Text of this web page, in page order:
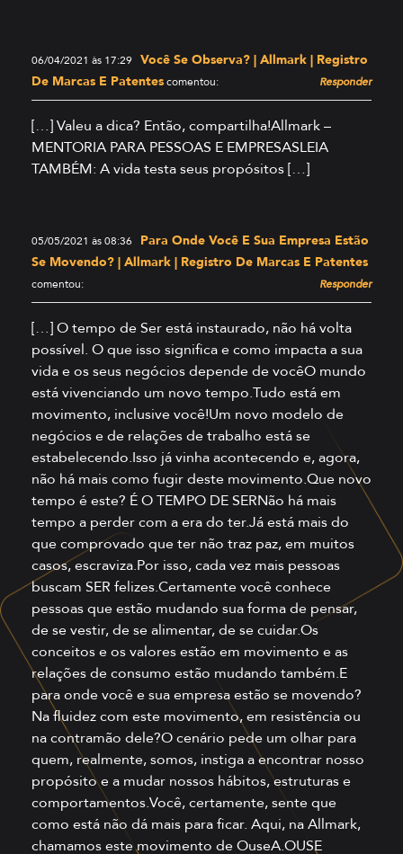
06/04/2021 às 17:29 Você Se Observa? | Allmark | Registro
De Marcas E Patentescomentou: Responder
[…] Valeu a dica? Então, compartilha!Allmark –
MENTORIA PARA PESSOAS E EMPRESASLEIA
TAMBÉM: A vida testa seus propósitos […]
05/05/2021 às 08:36 Para Onde Você E Sua Empresa Estão
Se Movendo? | Allmark | Registro De Marcas E Patentes
comentou: Responder
[…] O tempo de Ser está instaurado, não há volta
possível. O que isso significa e como impacta a sua
vida e os seus negócios depende de vocêO mundo
está vivenciando um novo tempo.Tudo está em
movimento, inclusive você!Um novo modelo de
negócios e de relações de trabalho está se
estabelecendo.Isso já vinha acontecendo e, agora,
não há mais como fugir deste movimento.Que novo
tempo é este? É O TEMPO DE SERNão há mais
tempo a perder com a era do ter.Já está mais do
que comprovado que ter não traz paz, em muitos
casos, escraviza.Por isso, cada vez mais pessoas
buscam SER felizes.Certamente você conhece
pessoas que estão mudando sua forma de pensar,
de se vestir, de se alimentar, de se cuidar.Os
conceitos e os valores estão em movimento e as
relações de consumo estão mudando também.E
para onde você e sua empresa estão se movendo?
Na fluidez com este movimento, em resistência ou
na contramão dele?O cenário pede um olhar para
quem, realmente, somos, instiga a encontrar nosso
propósito e a mudar nossos hábitos, estruturas e
comportamentos.Você, certamente, sente que
como está não dá mais para ficar. Aqui, na Allmark,
chamamos este movimento de OuseA.OUSE